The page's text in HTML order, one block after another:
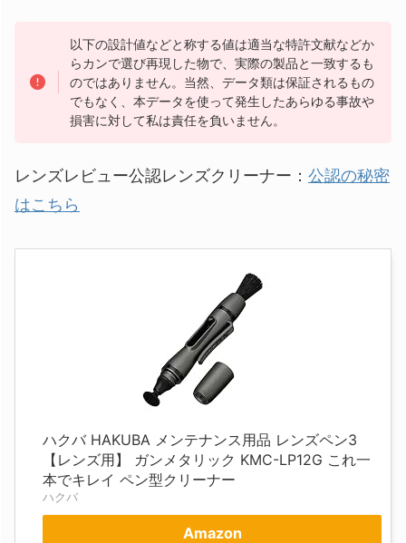
以下の設計値などと称する値は適当な特許文献などか
らカンで選び再現した物で、実際の製品と一致するも
のではありません。当然、データ類は保証されるもの
でもなく、本データを使って発生したあらゆる事故や
損害に対して私は責任を負いません。
レンズレビュー公認レンズクリーナー： 公認の秘密
はこちら
ハクバ HAKUBA メンテナンス用品 レンズペン3
【レンズ用】 ガンメタリック KMC-LP12G これ一
本でキレイ ペン型クリーナー
ハクバ
Amazon